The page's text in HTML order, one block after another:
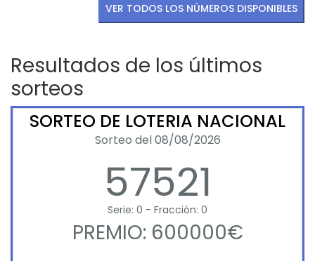
VER TODOS LOS NÚMEROS DISPONIBLES
Resultados de los últimos
sorteos
SORTEO DE LOTERIA NACIONAL
Sorteo del 08/08/2026
57521
Serie: 0 - Fracción: 0
PREMIO: 600000€